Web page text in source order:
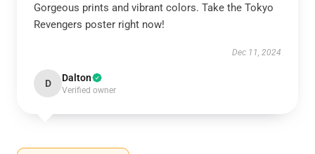
Gorgeous prints and vibrant colors. Take the Tokyo
Revengers poster right now!
Dec 11, 2024
D Dalton
Verified owner